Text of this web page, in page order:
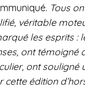
Tous
véritable
les esprits :
ont témoigné
ont souligné
cette édition